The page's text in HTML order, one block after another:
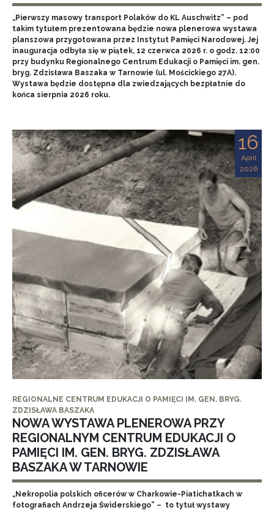
„Pierwszy masowy transport Polaków do KL Auschwitz” – pod
takim tytułem prezentowana będzie nowa plenerowa wystawa
planszowa przygotowana przez Instytut Pamięci Narodowej. Jej
inauguracja odbyła się w piątek, 12 czerwca 2026 r. o godz. 12:00
przy budynku Regionalnego Centrum Edukacji o Pamięci im. gen.
bryg. Zdzisława Baszaka w Tarnowie (ul. Mościckiego 27A).
Wystawa będzie dostępna dla zwiedzających bezpłatnie do
końca sierpnia 2026 roku.
16
April
2026
REGIONALNE CENTRUM EDUKACJI O PAMIĘCI IM. GEN. BRYG.
ZDZISŁAWA BASZAKA
NOWA WYSTAWA PLENEROWA PRZY
REGIONALNYM CENTRUM EDUKACJI O
PAMIĘCI IM. GEN. BRYG. ZDZISŁAWA
BASZAKA W TARNOWIE
„Nekropolia polskich oficerów w Charkowie-Piatichatkach w
fotografiach Andrzeja Świderskiego” – to tytuł wystawy